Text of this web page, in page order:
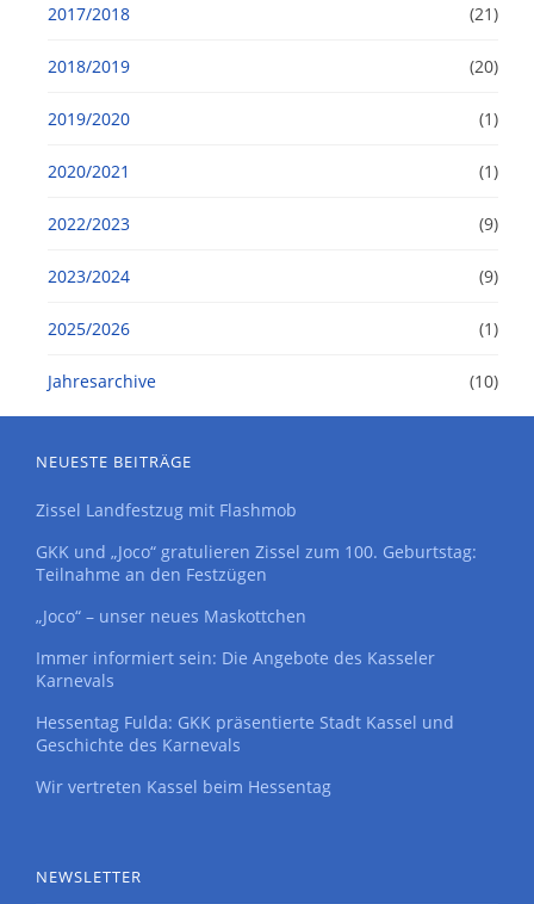
2017/2018 (21)
2018/2019 (20)
2019/2020 (1)
2020/2021 (1)
2022/2023 (9)
2023/2024 (9)
2025/2026 (1)
Jahresarchive (10)
NEUESTE BEITRÄGE
Zissel Landfestzug mit Flashmob
GKK und „Joco“ gratulieren Zissel zum 100. Geburtstag:
Teilnahme an den Festzügen
„Joco“ – unser neues Maskottchen
Immer informiert sein: Die Angebote des Kasseler
Karnevals
Hessentag Fulda: GKK präsentierte Stadt Kassel und
Geschichte des Karnevals
Wir vertreten Kassel beim Hessentag
NEWSLETTER